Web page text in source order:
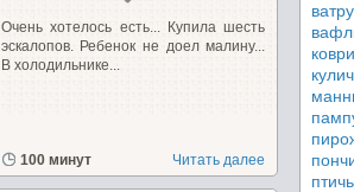
Очень хотелось есть... Купила шесть
эскалопов. Ребенок не доел малину...
В холодильнике...
100 минут Читать далее
кулич,